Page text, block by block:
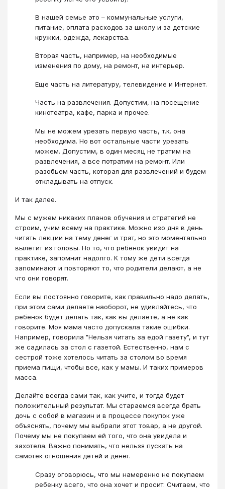
В нашей семье это – коммунальные услуги,
питание, оплата расходов за школу и за детские
кружки, одежда, лекарства.
Вторая часть, например, на необходимые
изменения по дому, на ремонт, на интерьер.
Еще часть на литературу, телевидение и Интернет.
Часть на развлечения. Допустим, на посещение
кинотеатра, кафе, парка и прочее.
Мы не можем урезать первую часть, т.к. она
необходима. Но вот остальные части урезать
можем. Допустим, в один месяц не тратим на
развлечения, а все потратим на ремонт. Или
разобьем часть, которая для развлечений и будем
откладывать на отпуск.
И так далее.
Мы с мужем никаких планов обучения и стратегий не
строим, учим всему на практике. Можно изо дня в день
читать лекции на тему денег и трат, но это моментально
вылетит из головы. Но то, что ребенок увидит на
практике, запомнит надолго. К тому же дети всегда
запоминают и повторяют то, что родители делают, а не
что они говорят.
Если вы постоянно говорите, как правильно надо делать,
при этом сами делаете наоборот, не удивляйтесь, что
ребенок будет делать так, как вы делаете, а не как
говорите. Моя мама часто допускала такие ошибки.
Например, говорила "Нельзя читать за едой газету", и тут
же садилась за стол с газетой. Естественно, нам с
сестрой тоже хотелось читать за столом во время
приема пищи, чтобы все, как у мамы. И таких примеров
масса.
Делайте всегда сами так, как учите, и тогда будет
положительный результат. Мы стараемся всегда брать
дочь с собой в магазин и в процессе покупок уже
объяснять, почему мы выбрали этот товар, а не другой.
Почему мы не покупаем ей того, что она увидела и
захотела. Важно понимать, что нельзя пускать на
самотек отношения детей и денег.
Сразу оговорюсь, что мы намеренно не покупаем
ребенку всего, что она хочет и просит. Считаем, что